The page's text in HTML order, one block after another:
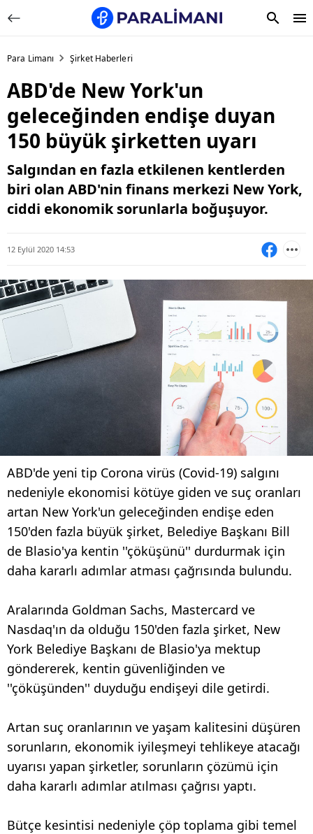
Para Limanı Şirket Haberleri
ABD'de New York'un
geleceğinden endişe duyan
150 büyük şirketten uyarı
Salgından en fazla etkilenen kentlerden
biri olan ABD'nin finans merkezi New York,
ciddi ekonomik sorunlarla boğuşuyor.
12 Eylül 2020 14:53
ABD'de yeni tip Corona virüs (Covid-19) salgını
nedeniyle ekonomisi kötüye giden ve suç oranları
artan New York'un geleceğinden endişe eden
150'den fazla büyük şirket, Belediye Başkanı Bill
de Blasio'ya kentin ''çöküşünü'' durdurmak için
daha kararlı adımlar atması çağrısında bulundu.
Aralarında Goldman Sachs, Mastercard ve
Nasdaq'ın da olduğu 150'den fazla şirket, New
York Belediye Başkanı de Blasio'ya mektup
göndererek, kentin güvenliğinden ve
''çöküşünden'' duyduğu endişeyi dile getirdi.
Artan suç oranlarının ve yaşam kalitesini düşüren
sorunların, ekonomik iyileşmeyi tehlikeye atacağı
uyarısı yapan şirketler, sorunların çözümü için
daha kararlı adımlar atılması çağrısı yaptı.
Bütçe kesintisi nedeniyle çöp toplama gibi temel